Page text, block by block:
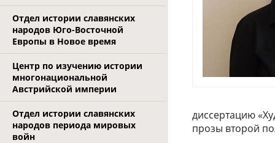
Отдел истории славянских
народов Юго-Восточной
Европы в Новое время
Центр по изучению истории
многонациональной
Австрийской империи
Отдел истории славянских
народов периода мировых
войн
диссертацию
прозы второй